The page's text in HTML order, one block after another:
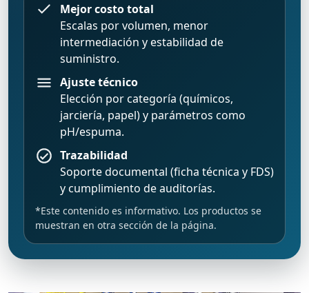
Mejor costo total
Escalas por volumen, menor
intermediación y estabilidad de
suministro.
Ajuste técnico
Elección por categoría (químicos,
jarciería, papel) y parámetros como
pH/espuma.
Trazabilidad
Soporte documental (ficha técnica y FDS)
y cumplimiento de auditorías.
*Este contenido es informativo. Los productos se
muestran en otra sección de la página.